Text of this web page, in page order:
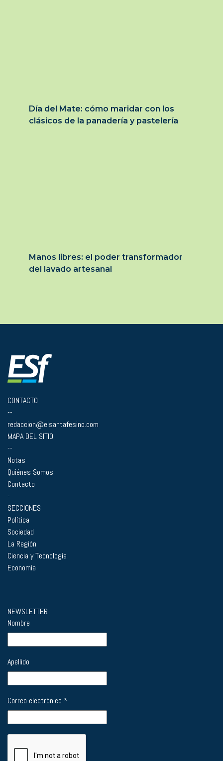
Día del Mate: cómo maridar con los
clásicos de la panadería y pastelería
Manos libres: el poder transformador
del lavado artesanal
CONTACTO
--
redaccion@elsantafesino.com
MAPA DEL SITIO
--
Notas
Quiénes Somos
Contacto
-
SECCIONES
Política
Sociedad
La Región
Ciencia y Tecnología
Economía
NEWSLETTER
Nombre
Apellido
Correo electrónico *